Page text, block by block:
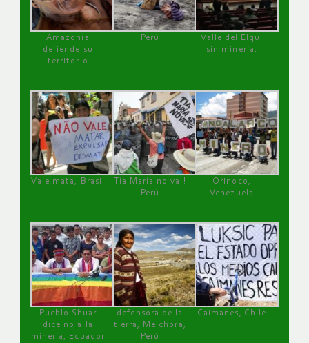
Amazonía
defiende su
territorio
Perú
Valle del Elqui
sin minería.
Vale mata, Brasil
Tía María no va !
Perú
Orinoco,
Venezuela
Pueblo Shuar
dice no a la
minería, Ecuador
defensora de la
tierra, Melchora,
Perú
Caimanes, Chile